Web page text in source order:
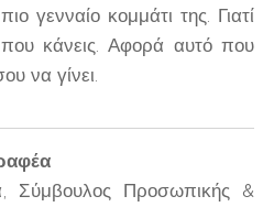
γενναίο κομμάτι της. Γιατί
κάνεις. Αφορά αυτό που
να γίνει.
Σύμβουλος Προσωπικής &